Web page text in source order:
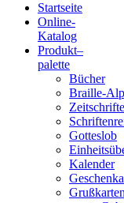
Verlag
Druckerei
gGmbH
Startseite
Online-
Katalog
Produkt–
palette
Bücher
Braille-
Gotteslob
Kalender
Grußkarten